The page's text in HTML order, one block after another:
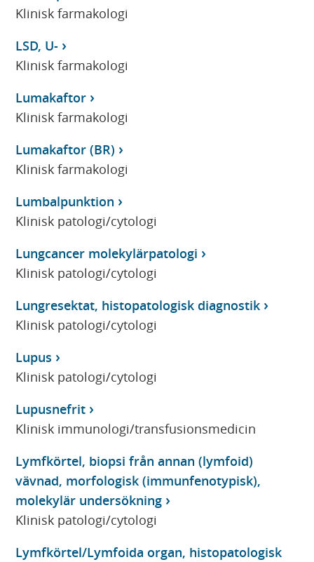
Klinisk farmakologi
LSD, U-
Klinisk farmakologi
Lumakaftor
Klinisk farmakologi
Lumakaftor (BR)
Klinisk farmakologi
Lumbalpunktion
Klinisk patologi/cytologi
Lungcancer molekylärpatologi
Klinisk patologi/cytologi
Lungresektat, histopatologisk diagnostik
Klinisk patologi/cytologi
Lupus
Klinisk patologi/cytologi
Lupusnefrit
Klinisk immunologi/transfusionsmedicin
Lymfkörtel, biopsi från annan (lymfoid)
vävnad, morfologisk (immunfenotypisk),
molekylär undersökning
Klinisk patologi/cytologi
Lymfkörtel/Lymfoida organ, histopatologisk